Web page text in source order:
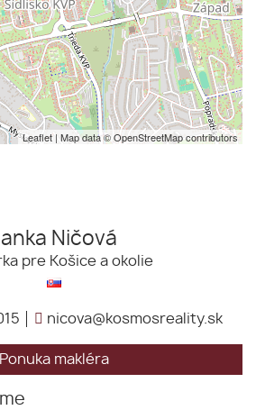
Leaflet | Map data ©OpenStreetMapcontributors
Ničová
pre Košice a okolie
nicova@kosmosreality.sk
Ponuka makléra